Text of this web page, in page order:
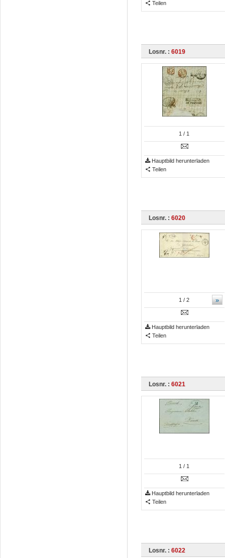
Teilen
Losnr. : 6019
1 / 1
Hauptbild herunterladen
Teilen
Losnr. : 6020
»
1 / 2
Hauptbild herunterladen
Teilen
Losnr. : 6021
1 / 1
Hauptbild herunterladen
Teilen
Losnr. : 6022